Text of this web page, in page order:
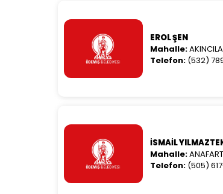
EROL ŞEN
Mahalle:
Telefon: (532)
İSMAİL
Mahalle:
Telefon: (505)